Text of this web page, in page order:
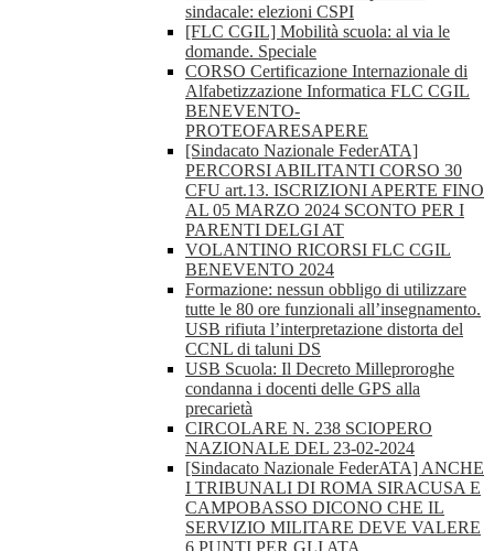
sindacale: elezioni CSPI
[FLC CGIL] Mobilità scuola: al via le
domande. Speciale
CORSO Certificazione Internazionale di
Alfabetizzazione Informatica FLC CGIL
BENEVENTO-
PROTEOFARESAPERE
[Sindacato Nazionale FederATA]
PERCORSI ABILITANTI CORSO 30
CFU art.13. ISCRIZIONI APERTE FINO
AL 05 MARZO 2024 SCONTO PER I
PARENTI DELGI AT
VOLANTINO RICORSI FLC CGIL
BENEVENTO 2024
Formazione: nessun obbligo di utilizzare
tutte le 80 ore funzionali all’insegnamento.
USB rifiuta l’interpretazione distorta del
CCNL di taluni DS
USB Scuola: Il Decreto Milleproroghe
condanna i docenti delle GPS alla
precarietà
CIRCOLARE N. 238 SCIOPERO
NAZIONALE DEL 23-02-2024
[Sindacato Nazionale FederATA] ANCHE
I TRIBUNALI DI ROMA SIRACUSA E
CAMPOBASSO DICONO CHE IL
SERVIZIO MILITARE DEVE VALERE